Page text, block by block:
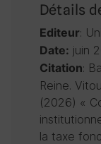
Détails
Editeur:
Date: juin
Citation:
Reine.
(2026) «
la taxe